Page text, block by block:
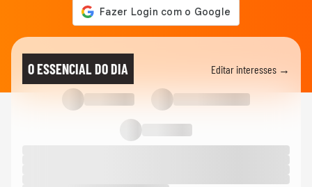
O ESSENCIAL DO DIA Editar interesses →